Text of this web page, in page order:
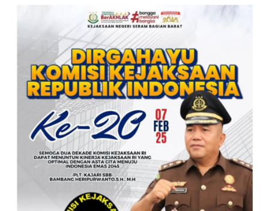
KEJAKSAAN RI KE- 20 TAHUN.